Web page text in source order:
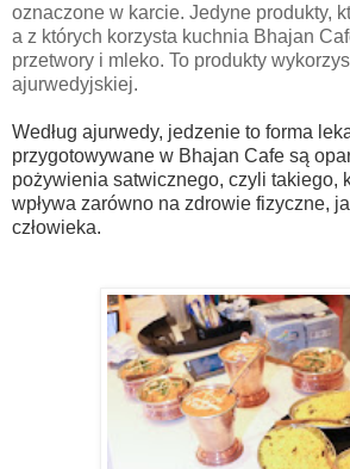
oznaczone w karcie. Jedyne produkty,
a z których korzysta kuchnia Bhajan
przetwory i mleko. To produkty
ajurwedyjskiej.
Według ajurwedy, jedzenie to forma
przygotowywane w Bhajan Cafe są
pożywienia satwicznego, czyli takiego,
wpływa zarówno na zdrowie fizyczne,
człowieka.